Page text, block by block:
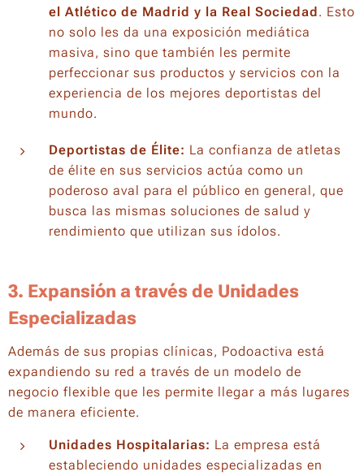
el Atlético de Madrid y la Real Sociedad. Esto
no solo les da una exposición mediática
masiva, sino que también les permite
perfeccionar sus productos y servicios con la
experiencia de los mejores deportistas del
mundo.
Deportistas de Élite: La confianza de atletas
de élite en sus servicios actúa como un
poderoso aval para el público en general, que
busca las mismas soluciones de salud y
rendimiento que utilizan sus ídolos.
3. Expansión a través de Unidades
Especializadas
Además de sus propias clínicas, Podoactiva está
expandiendo su red a través de un modelo de
negocio flexible que les permite llegar a más lugares
de manera eficiente.
Unidades Hospitalarias: La empresa está
estableciendo unidades especializadas en